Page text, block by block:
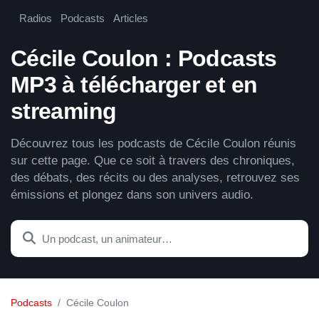
Radios Podcasts Articles
Cécile Coulon : Podcasts
MP3 à télécharger et en
streaming
Découvrez tous les podcasts de Cécile Coulon réunis
sur cette page. Que ce soit à travers des chroniques,
des débats, des récits ou des analyses, retrouvez ses
émissions et plongez dans son univers audio.
Podcasts Cécile Coulon